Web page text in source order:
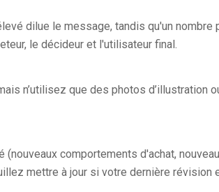
dilue le message, tandis qu'un
le décideur et l'utilisateur final.
n’utilisez que des photos
comportements d'achat,
mettre à jour si votre dernière révision